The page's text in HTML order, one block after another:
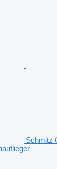
Schmitz